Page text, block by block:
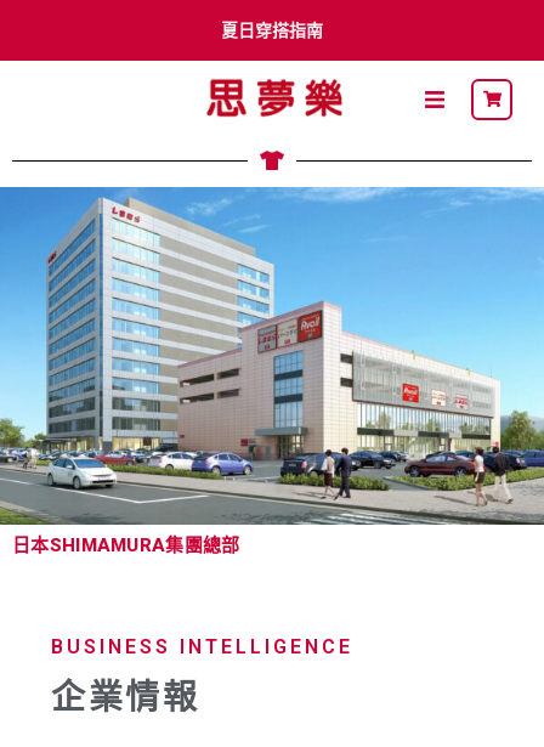
夏日穿搭指南
李多慧 x Shimamura
卡通明星
最新DM
關於思夢樂
流行穿搭
自有品牌
聯名品牌
日本SHIMAMURA集團總部
BUSINESS INTELLIGENCE
企業情報